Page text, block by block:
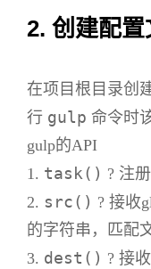
2. 创建配置
在项目根目录创
行 gulp 命令时
gulp的API
1. task() ? 注
2. src() ? 接收
的字符串，匹配
3. dest() ? 接